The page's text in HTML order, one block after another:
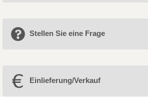
Stellen Sie eine Frage
Einlieferung/Verkauf